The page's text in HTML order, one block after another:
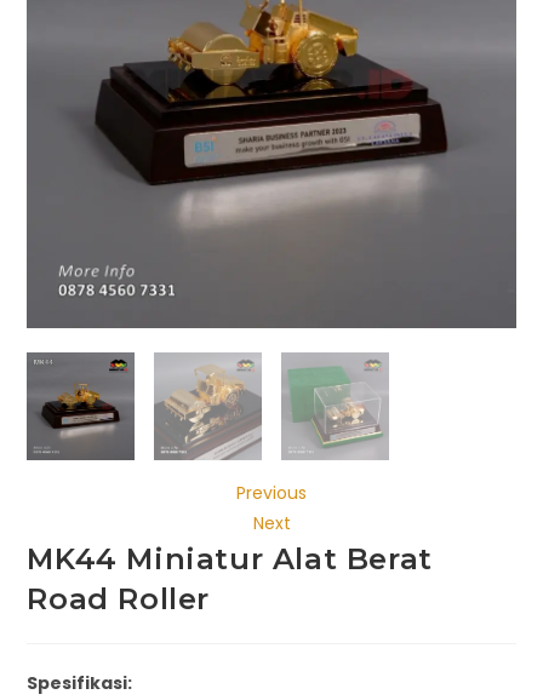
Previous
Next
MK44 Miniatur Alat Berat
Road Roller
Spesifikasi: